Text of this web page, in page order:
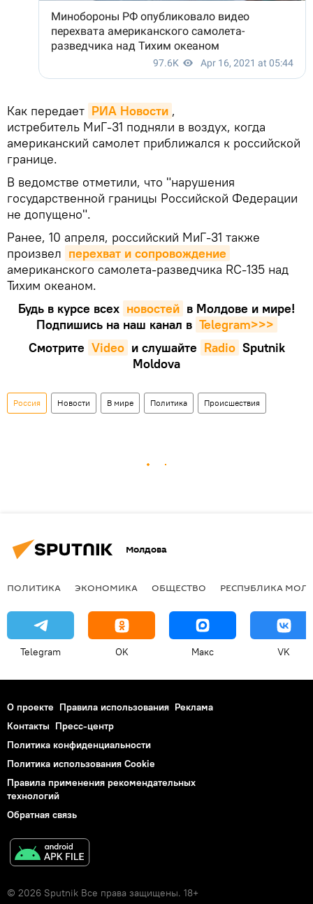
Как передает РИА Новости ,
истребитель МиГ-31 подняли в воздух, когда
американский самолет приближался к российской
границе.
В ведомстве отметили, что "нарушения
государственной границы Российской Федерации
не допущено".
Ранее, 10 апреля, российский МиГ-31 также
произвел перехват и сопровождение
американского самолета-разведчика RC-135 над
Тихим океаном.
Будь в курсе всех новостей в Молдове и мире!
Подпишись на наш канал в Telegram>>>
Смотрите Video и слушайте Radio Sputnik
Moldova
Россия Новости В мире Политика Происшествия
Молдова
ПОЛИТИКА ЭКОНОМИКА ОБЩЕСТВО РЕСПУБЛИКА
Telegram OK Макс VK
О проекте Правила использования Реклама
Контакты Пресс-центр
Политика конфиденциальности
Политика использования Cookie
Правила применения рекомендательных
технологий
Обратная связь
© 2026 Sputnik Все права защищены. 18+